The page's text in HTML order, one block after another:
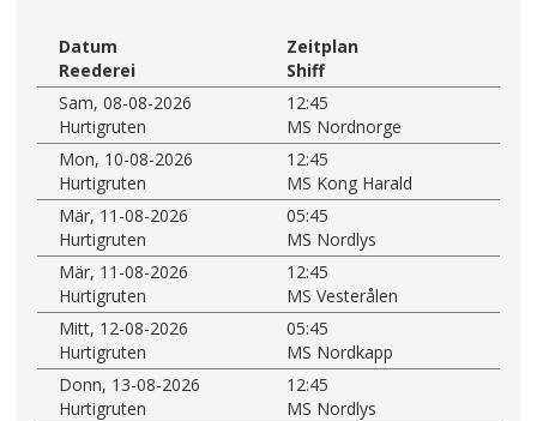
Datum
Zeitplan
Reederei
Shiff
Sam, 08-08-2026
12:45
Hurtigruten
MS Nordnorge
Mon, 10-08-2026
12:45
Hurtigruten
MS Kong Harald
Mär, 11-08-2026
05:45
Hurtigruten
MS Nordlys
Mär, 11-08-2026
12:45
Hurtigruten
MS Vesterålen
Mitt, 12-08-2026
05:45
Hurtigruten
MS Nordkapp
Donn, 13-08-2026
12:45
Hurtigruten
MS Nordlys